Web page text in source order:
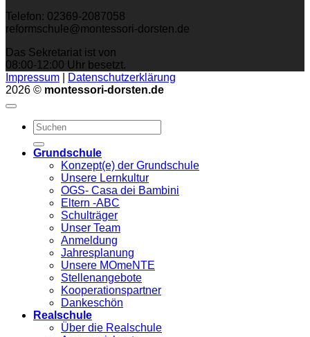
Telefon: 02369-2087058
reformschule@montessori-dorsten.de
Das Sekretariat ist von
08:00-12:00 Uhr besetzt.
Impressum
Datenschutzerklärung
2026 © montessori-dorsten.de
Grundschule
Konzept(e) der Grundschule
Unsere Lernkultur
OGS- Casa dei Bambini
Eltern -ABC
Schulträger
Unser Team
Anmeldung
Jahresplanung
Unsere MOmeNTE
Stellenangebote
Kooperationspartner
Dankeschön
Realschule
Über die Realschule